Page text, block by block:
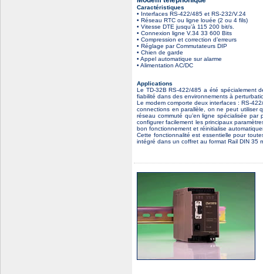
Caractéristiques
• Interfaces RS-422/485 et RS-232/V.24
• Réseau RTC ou ligne louée (2 ou 4 fils)
• Vitesse DTE jusqu’à 115 200 bit/s.
• Connexion ligne V.34 33 600 Bits
• Compression et correction d’erreurs
• Réglage par Commutateurs DIP
• Chien de garde
• Appel automatique sur alarme
• Alimentation AC/DC
Applications
Le TD-32B RS-422/485 a été spécialement
fiabilité dans des environnements à
Le modem comporte deux interfaces : RS-
connections en parallèle, on ne peut utiliser
réseau commuté qu’en ligne spécialisée
configurer facilement les principaux
bon fonctionnement et réinitialise
Cette fonctionnalité est essentielle pour
intégré dans un coffret au format Rail DIN 35